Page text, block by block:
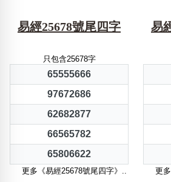
易經25678號尾四字
只包含25678字
65555666
97672686
62682877
66565782
65806622
更多《易經25678號尾四字》..
易
更